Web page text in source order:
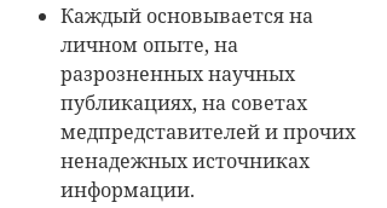
Каждый основывается на
личном опыте, на
разрозненных научных
публикациях, на советах
медпредставителей и прочих
ненадежных источниках
информации.